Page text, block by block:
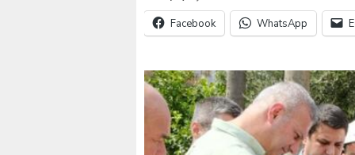
VALİ KÖŞGER
Facebook WhatsApp